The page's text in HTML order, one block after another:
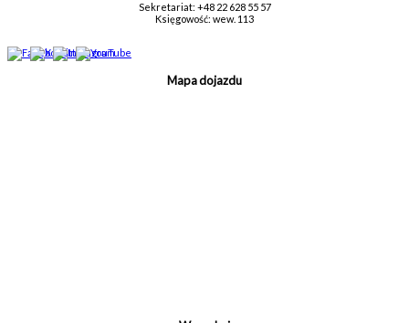
Sekretariat: +48 22 628 55 57
Księgowość: wew. 113
Mapa dojazdu